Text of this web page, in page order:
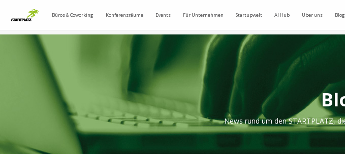
Büros & Coworking Konferenzräume Events Für Unternehmen Startupwelt AI Hub Über uns Blog
News rund um den STARTPLATZ,